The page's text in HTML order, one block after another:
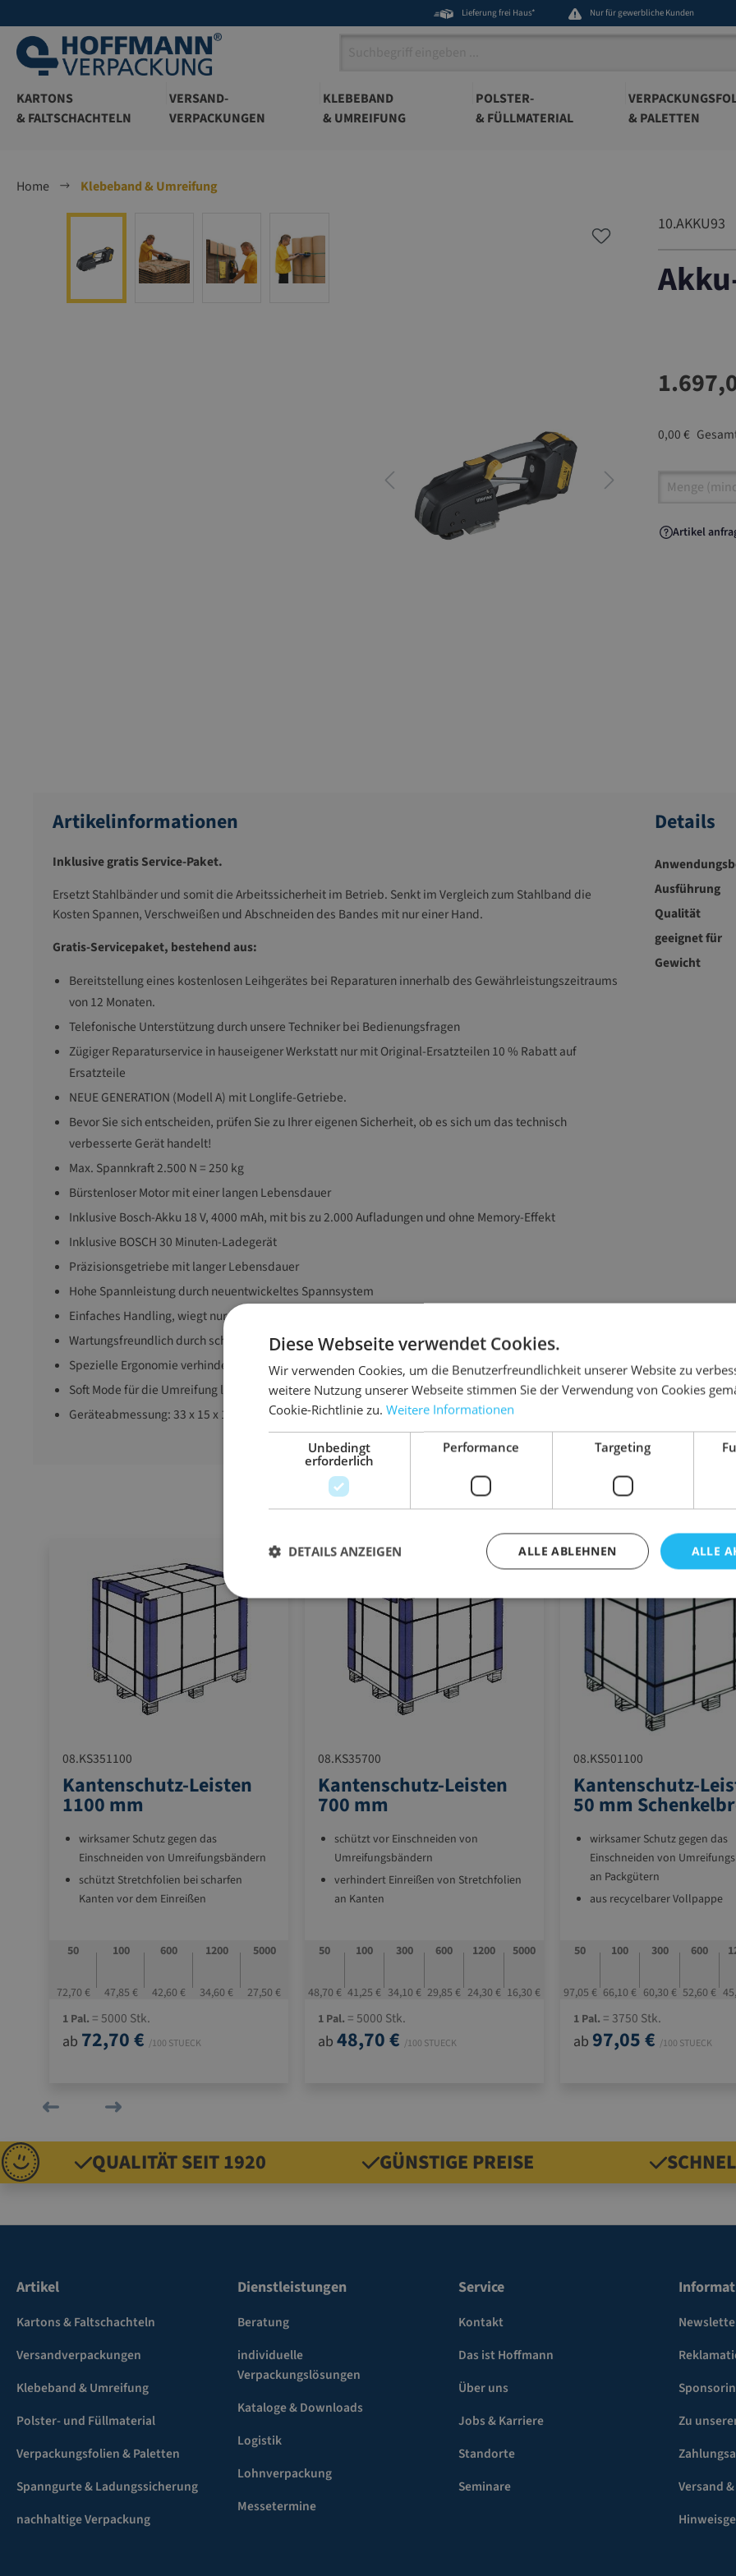
Lieferung frei Haus* Nur für gewerbliche Kunden
KARTONS
& FALTSCHACHTELN
VERSAND-
VERPACKUNGEN
KLEBEBAND
& UMREIFUNG
POLSTER-
& FÜLLMATERIAL
& PALETTEN
Home
Klebeband & Umreifung
Bildergalerie überspringen
10.AKKU93
0,00 €
Artikel
Artikel
Artikelinformationen
Inklusive gratis Service-Paket.
Ersetzt Stahlbänder und somit die Arbeitssicherheit im Betrieb. Senkt im Vergleich zum Stahlband die
Kosten Spannen, Verschweißen und Abschneiden des Bandes mit nur einer Hand.
Gratis-Servicepaket, bestehend aus:
Bereitstellung eines kostenlosen Leihgerätes bei Reparaturen innerhalb des Gewährleistungszeitraums
von 12 Monaten.
Telefonische Unterstützung durch unsere Techniker bei Bedienungsfragen
Zügiger Reparaturservice in hauseigener Werkstatt nur mit Original-Ersatzteilen 10 % Rabatt auf
Ersatzteile
NEUE GENERATION (Modell A) mit Longlife-Getriebe.
Bevor Sie sich entscheiden, prüfen Sie zu Ihrer eigenen Sicherheit, ob es sich um das technisch
verbesserte Gerät handelt!
Max. Spannkraft 2.500 N = 250 kg
Bürstenloser Motor mit einer langen Lebensdauer
Inklusive Bosch-Akku 18 V, 4000 mAh, mit bis zu 2.000 Aufladungen und ohne Memory-Effekt
Inklusive BOSCH 30 Minuten-Ladegerät
Präzisionsgetriebe mit langer Lebensdauer
Hohe Spannleistung durch neuentwickeltes Spannsystem
Einfaches Handling, wiegt nur 3,40 kg, inklusive Bosch-Akku
Wartungsfreundlich durch schnellen Ersatzteiltausch
Spezielle Ergonomie verhindert Kratzer am Packstück
Soft Mode für die Umreifung leichter und sensibler Packstücke
Geräteabmessung: 33 x 15 x 12,5 cm
Details
Ausführung
Qualität
geeignet für
Gewicht
Ähnliche Artikel
08.KS351100
Kantenschutz-Leisten
1100 mm
wirksamer Schutz gegen das
Einschneiden von Umreifungsbändern
schützt Stretchfolien bei scharfen
Kanten vor dem Einreißen
als Aussteifung für Kartons zur besseren
zur Stabilisierung von Packgütern auf
Standard-Größen am Lager
50
72,70 €
100
47,85 €
600
42,60 €
1200
34,60 €
5000
27,50 €
1 Pal. = 5000 Stk.
ab 72,70 € /100 STUECK
08.KS35700
Kantenschutz-Leisten
700 mm
schützt vor Einschneiden von
Umreifungsbändern
verhindert Einreißen von Stretchfolien
an Kanten
als Kartonaussteifung für bessere
stabilisiert Packgüter auf der Palette
50
48,70 €
100
41,25 €
300
34,10 €
600
29,85 €
1200
24,30 €
5000
16,30 €
1 Pal. = 5000 Stk.
ab 48,70 € /100 STUECK
08.KS501100
Kantenschutz-
50 mm
wirksamer Schutz gegen das
Einschneiden von
an Packgütern
aus recycelbarer Vollpappe
auch in selbstklebend,
wasserresistenter Vollpappe
50
97,05 €
100
66,10 €
300
60,30 €
600
52,60 €
1 Pal. = 3750 Stk.
ab 97,05 € /100 STUECK
QUALITÄT SEIT 1920 GÜNSTIGE PREISE
Artikel
Kartons & Faltschachteln
Versandverpackungen
Klebeband & Umreifung
Polster- und Füllmaterial
Verpackungsfolien & Paletten
Spanngurte & Ladungssicherung
nachhaltige Verpackung
Dienstleistungen
Beratung
individuelle
Verpackungslösungen
Kataloge & Downloads
Logistik
Lohnverpackung
Messetermine
Service
Kontakt
Das ist Hoffmann
Über uns
Jobs & Karriere
Standorte
Seminare
Zu
Versand
Diese Webseite verwendet Cookies.
Wir verwenden Cookies, um die Benutzerfreundlichkeit unserer Website zu
weitere Nutzung unserer Webseite stimmen Sie der Verwendung von Cookies
Cookie-Richtlinie zu. Weitere Informationen
Unbedingt
erforderlich
Performance Targeting
ALLE
ALLE ABLEHNEN
DETAILS ANZEIGEN